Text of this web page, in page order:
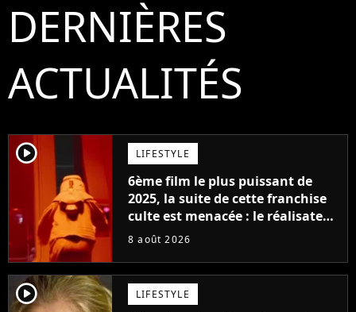
DERNIÈRES
ACTUALITÉS
player2 LIFESTYLE
6ème film le plus puissant de
2025, la suite de cette franchise
culte est menacée : le réalisateur
claque la porte pour "différends
8 août 2026
player2 LIFESTYLE